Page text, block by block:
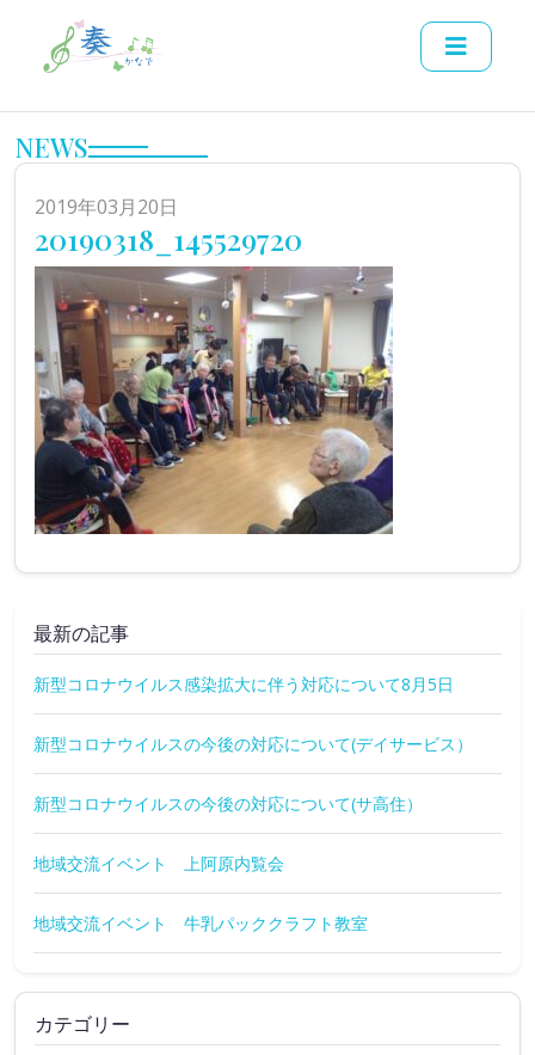
NEWS
2019年03月20日
20190318_145529720
最新の記事
新型コロナウイルス感染拡大に伴う対応について8月5日
新型コロナウイルスの今後の対応について(デイサービス）
新型コロナウイルスの今後の対応について(サ高住）
地域交流イベント 上阿原内覧会
地域交流イベント 牛乳パッククラフト教室
カテゴリー